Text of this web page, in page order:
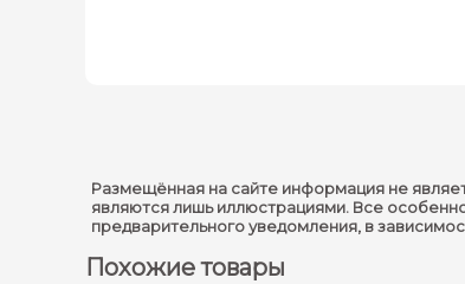
Размещённая на сайте информация не
являются лишь иллюстрациями. Все
предварительного уведомления, в
Похожие товары